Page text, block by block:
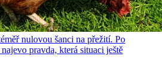
nulovou šanci na přežití. Po
pravda, která situaci ještě